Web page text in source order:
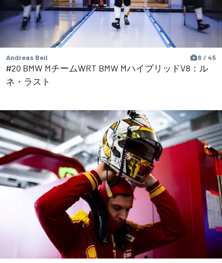
Andreas Beil 6 / 45
#20 BMW MチームWRT BMW MハイブリッドV8：ル
ネ・ラスト